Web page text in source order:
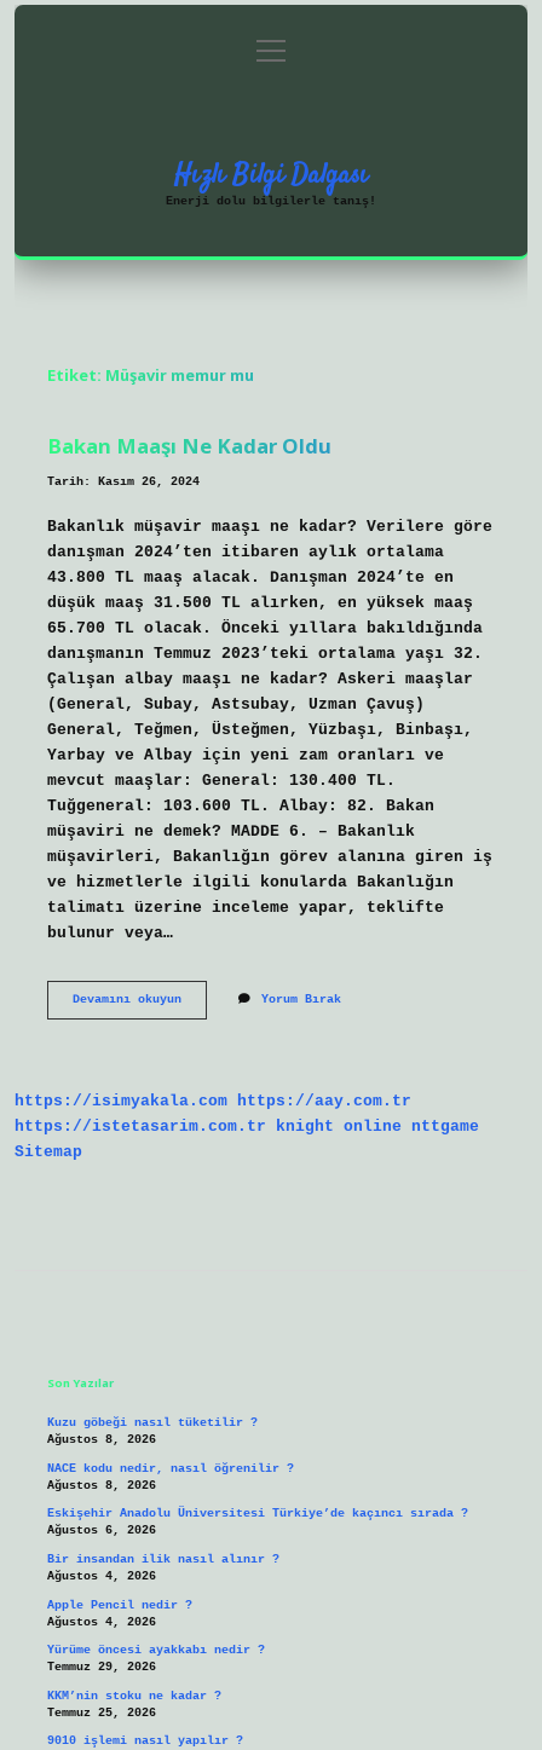
Gizlilik Politikası
menüyü
aç
Hızlı Bilgi Dalgası
Enerji dolu bilgilerle tanış!
Etiket: Müşavir memur mu
Bakan Maaşı Ne Kadar Oldu
Tarih: Kasım 26, 2024
Bakanlık müşavir maaşı ne kadar? Verilere göre
danışman 2024’ten itibaren aylık ortalama
43.800 TL maaş alacak. Danışman 2024’te en
düşük maaş 31.500 TL alırken, en yüksek maaş
65.700 TL olacak. Önceki yıllara bakıldığında
danışmanın Temmuz 2023’teki ortalama yaşı 32.
Çalışan albay maaşı ne kadar? Askeri maaşlar
(General, Subay, Astsubay, Uzman Çavuş)
General, Teğmen, Üsteğmen, Yüzbaşı, Binbaşı,
Yarbay ve Albay için yeni zam oranları ve
mevcut maaşlar: General: 130.400 TL.
Tuğgeneral: 103.600 TL. Albay: 82. Bakan
müşaviri ne demek? MADDE 6. – Bakanlık
müşavirleri, Bakanlığın görev alanına giren iş
ve hizmetlerle ilgili konularda Bakanlığın
talimatı üzerine inceleme yapar, teklifte
bulunur veya…
Devamını okuyunBakan
Yorum Bırak
https://isimyakala.com https://aay.com.tr
https://istetasarim.com.tr
knight online
nttgame
Sitemap
Son Yazılar
Kuzu göbeği nasıl tüketilir ?
Ağustos 8, 2026
NACE kodu nedir, nasıl öğrenilir ?
Ağustos 8, 2026
Eskişehir Anadolu Üniversitesi Türkiye’de kaçıncı sırada ?
Ağustos 6, 2026
Bir insandan ilik nasıl alınır ?
Ağustos 4, 2026
Apple Pencil nedir ?
Ağustos 4, 2026
Yürüme öncesi ayakkabı nedir ?
Temmuz 29, 2026
KKM’nin stoku ne kadar ?
Temmuz 25, 2026
9010 işlemi nasıl yapılır ?